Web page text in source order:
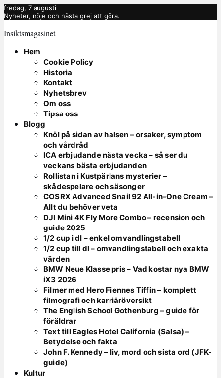
fredag, 7 augusti
Nyheter, nöje och nästa grej att göra.
Insiktsmagasinet
Hem
Cookie Policy
Historia
Kontakt
Nyhetsbrev
Om oss
Tipsa oss
Blogg
Knöl på sidan av halsen – orsaker, symptom
och vårdråd
ICA erbjudande nästa vecka – så ser du
veckans bästa erbjudanden
Rollistan i Kustpärlans mysterier –
skådespelare och säsonger
COSRX Advanced Snail 92 All-in-One Cream –
Allt du behöver veta
DJI Mini 4K Fly More Combo – recension och
guide 2025
1/2 cup i dl – enkel omvandlingstabell
1/2 cup till dl – omvandlingstabell och exakta
värden
BMW Neue Klasse pris – Vad kostar nya BMW
iX3 2026
Filmer med Hero Fiennes Tiffin – komplett
filmografi och karriäröversikt
The English School Gothenburg – guide för
föräldrar
Text till Eagles Hotel California (Salsa) –
Betydelse och fakta
John F. Kennedy – liv, mord och sista ord (JFK-
guide)
Kultur